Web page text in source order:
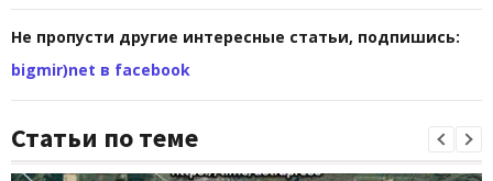
Не пропусти другие интересные статьи, подпишись:
bigmir)net в facebook
Статьи по теме